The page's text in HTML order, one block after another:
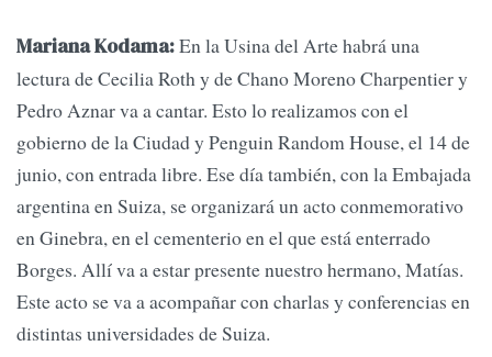
Mariana Kodama:En la Usina del Arte habrá una
lectura de Cecilia Roth y de Chano Moreno Charpentier y
Pedro Aznar va a cantar. Esto lo realizamos con el
gobierno de la Ciudad y Penguin Random House, el 14 de
junio, con entrada libre. Ese día también, con la Embajada
argentina en Suiza, se organizará un acto conmemorativo
en Ginebra, en el cementerio en el que está enterrado
Borges. Allí va a estar presente nuestro hermano, Matías.
Este acto se va a acompañar con charlas y conferencias en
distintas universidades de Suiza.